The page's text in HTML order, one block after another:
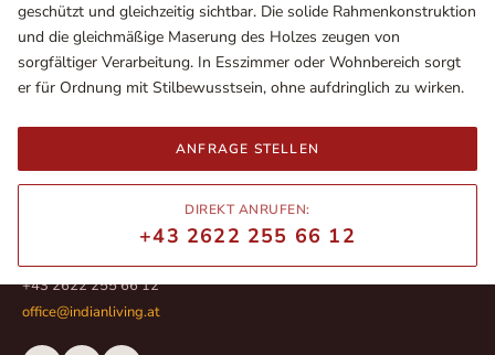
geschützt und gleichzeitig sichtbar. Die solide Rahmenkonstruktion
und die gleichmäßige Maserung des Holzes zeugen von
sorgfältiger Verarbeitung. In Esszimmer oder Wohnbereich sorgt
er für Ordnung mit Stilbewusstsein, ohne aufdringlich zu wirken.
ANFRAGE STELLEN
DIREKT ANRUFEN:
+43 2622 255 66 12
Wiener Straße – Werkstraße 111
+43 2622 255 66 12
office@indianliving.at